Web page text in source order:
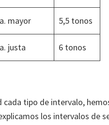
mayor 5,5 tonos
justa 6 tonos
cada tipo de intervalo,
los intervalos de